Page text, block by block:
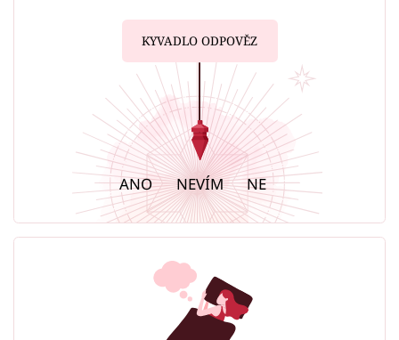
KYVADLO ODPOVĚZ
ANO NEVÍM NE